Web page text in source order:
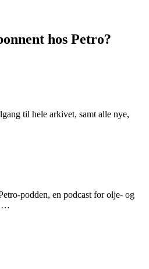
hos Petro?
til hele arkivet, samt alle nye,
podden, en podcast for olje- og
…